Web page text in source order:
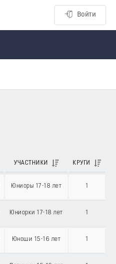
Войти
УЧАСТНИКИ КРУГИ
Юниоры 17-18 лет 1
Юниорки 17-18 лет 1
Юноши 15-16 лет 1